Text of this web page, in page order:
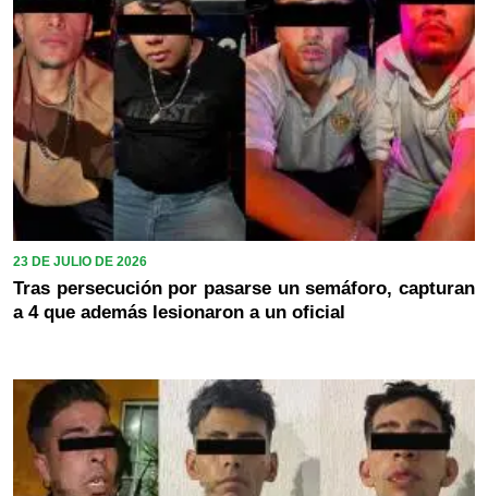
23 DE JULIO DE 2026
Tras persecución por pasarse un semáforo, capturan
a 4 que además lesionaron a un oficial